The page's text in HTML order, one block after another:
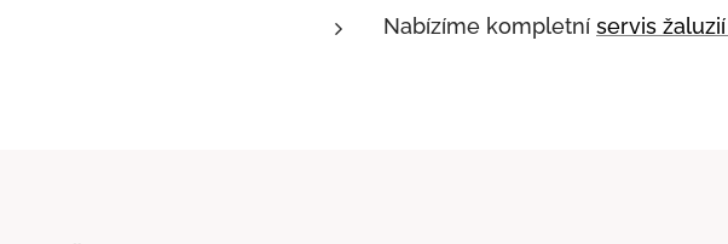
Nabízíme kompletní servis